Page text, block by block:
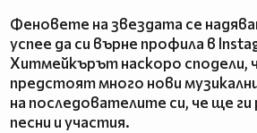
Феновете на звездата се
успее да си върне профила в
Хитмейкърът наскоро сподели,
предстоят много нови
на последователите си, че ще ги
песни и участия.